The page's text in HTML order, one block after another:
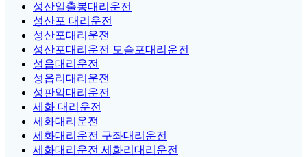
성산일출봉대리운전
성산포 대리운전
성산포대리운전
성산포대리운전 모슬포대리운전
성읍대리운전
성읍리대리운전
성판악대리운전
세화 대리운전
세화대리운전
세화대리운전 구좌대리운전
세화대리운전 세화리대리운전